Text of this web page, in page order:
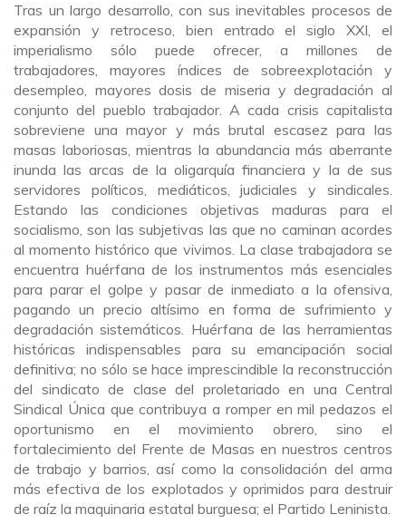
Tras un largo desarrollo, con sus inevitables procesos de
expansión y retroceso, bien entrado el siglo XXI, el
imperialismo sólo puede ofrecer, a millones de
trabajadores, mayores índices de sobreexplotación y
desempleo, mayores dosis de miseria y degradación al
conjunto del pueblo trabajador. A cada crisis capitalista
sobreviene una mayor y más brutal escasez para las
masas laboriosas, mientras la abundancia más aberrante
inunda las arcas de la oligarquía financiera y la de sus
servidores políticos, mediáticos, judiciales y sindicales.
Estando las condiciones objetivas maduras para el
socialismo, son las subjetivas las que no caminan acordes
al momento histórico que vivimos. La clase trabajadora se
encuentra huérfana de los instrumentos más esenciales
para parar el golpe y pasar de inmediato a la ofensiva,
pagando un precio altísimo en forma de sufrimiento y
degradación sistemáticos. Huérfana de las herramientas
históricas indispensables para su emancipación social
definitiva; no sólo se hace imprescindible la reconstrucción
del sindicato de clase del proletariado en una Central
Sindical Única que contribuya a romper en mil pedazos el
oportunismo en el movimiento obrero, sino el
fortalecimiento del Frente de Masas en nuestros centros
de trabajo y barrios, así como la consolidación del arma
más efectiva de los explotados y oprimidos para destruir
de raíz la maquinaria estatal burguesa; el Partido Leninista.